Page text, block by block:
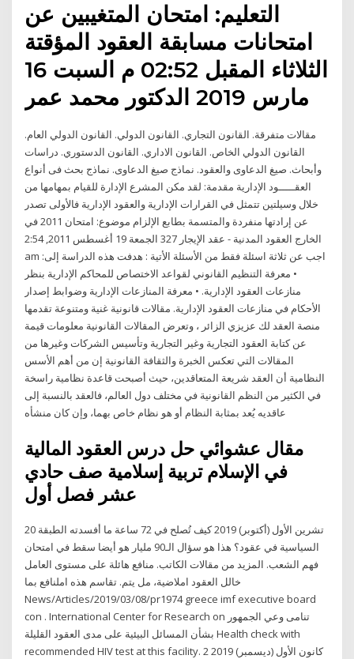
التعليم: امتحان المتغيبين عن
امتحانات مسابقة العقود المؤقتة
الثلاثاء المقبل 02:52 م السبت 16
مارس 2019 الدكتور محمد عمر
مقالات متفرقة. القانون التجاري. القانون الدولي. القانون الدولي العام.
القانون الدولي الخاص. القانون الاداري. القانون الدستوري. دراسات
وأبحاث. صيغ الدعاوى والعقود. نماذج صيغ الدعاوى. نماذج بحث فى أنواع
العقـــــود الإدارية مقدمة: لقد مكن المشرع الإدارة للقيام بمهامها من
خلال وسيلتين تتمثل في القرارات الإدارية والعقود الإدارية فالأولى تصدر
عن إرادتها منفردة والمتسمة بطابع الإلزام موضوع: امتحان 2011 في
الخارج العقود المدنية - عقد الإيجار 327 الجمعة 19 أغسطس 2011, 2:54
am اجب عن ثلاثة اسئلة فقط من الأسئلة الأتية : هدفت هذه الدراسة إلى:
• معرفة التنظيم القانوني لقواعد الاختصاص للمحاكم الإدارية بنظر
منازعات العقود الإدارية. • معرفة المنازعات الإدارية وضوابط إصدار
الأحكام في منازعات العقود الإدارية. مقالات قانونية غنية ومتنوعة تقدمها
منصة العقد لك عزيزي الزائر ، وتعرض المقالات القانونية معلومات قيمة
عن كتابة العقود التجارية وغير التجارية وتأسيس الشركات وغيرها من
المقالات التي تعكس الخبرة والثقافة القانونية إن من أهم الأسس
النظامية أن العقد شريعة المتعاقدين، حيث أصبحت قاعدة نظامية راسخة
في الكثير من النظم القانونية في مختلف دول العالم، فالعقد بالنسبة إلى
عاقديه يُعد بمثابة النظام أو هو نظام خاص بهما، وإن كان منشأه
مقال عشوائي حل درس العقود المالية
في الإسلام تربية إسلامية صف حادي
عشر فصل أول
20 تشرين الأول (أكتوبر) 2019 كيف تُصلح في 72 ساعة ما أفسدته الطبقة
السياسية في عقود؟ هذا هو سؤال الـ90 مليار هو أيضا سقط في امتحان
فهم الشعب. المزيد من مقالات الكاتب. منافع هائلة على مستوى العامل
خالل العقود املاضية، مل يتم. تقاسم هذه املنافع بما
News/Articles/2019/03/08/pr1974 greece imf executive board
con . International Center for Research on تنامى وعي الجمهور
بشأن المسائل البيئية على مدى العقود القليلة Health check with
recommended HIV test at this facility. 2 كانون الأول (ديسمبر) 2019